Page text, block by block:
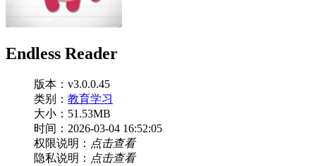
Endless Reader
版本：v3.0.0.45
类别： 教育学习
大小：51.53MB
时间：2026-03-04 16:52:05
权限说明： 点击查看
隐私说明： 点击查看